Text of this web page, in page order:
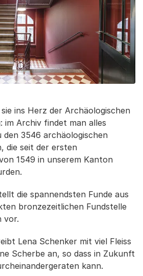
ins Herz der Archäologischen
im Archiv findet man alles
den 3546 archäologischen
die seit der ersten
1549 in unserem Kanton
die spannendsten Funde aus
bronzezeitlichen Fundstelle
vor.
Lena Schenker mit viel Fleiss
Scherbe an, so dass in Zukunft
kann.